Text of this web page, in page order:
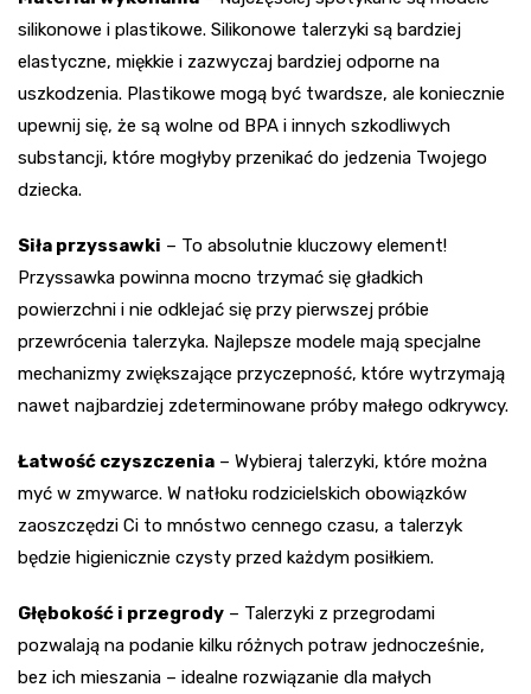
silikonowe i plastikowe. Silikonowe talerzyki są bardziej
elastyczne, miękkie i zazwyczaj bardziej odporne na
uszkodzenia. Plastikowe mogą być twardsze, ale koniecznie
upewnij się, że są wolne od BPA i innych szkodliwych
substancji, które mogłyby przenikać do jedzenia Twojego
dziecka.
Siła przyssawki – To absolutnie kluczowy element!
Przyssawka powinna mocno trzymać się gładkich
powierzchni i nie odklejać się przy pierwszej próbie
przewrócenia talerzyka. Najlepsze modele mają specjalne
mechanizmy zwiększające przyczepność, które wytrzymają
nawet najbardziej zdeterminowane próby małego odkrywcy.
Łatwość czyszczenia – Wybieraj talerzyki, które można
myć w zmywarce. W natłoku rodzicielskich obowiązków
zaoszczędzi Ci to mnóstwo cennego czasu, a talerzyk
będzie higienicznie czysty przed każdym posiłkiem.
Głębokość i przegrody – Talerzyki z przegrodami
pozwalają na podanie kilku różnych potraw jednocześnie,
bez ich mieszania – idealne rozwiązanie dla małych